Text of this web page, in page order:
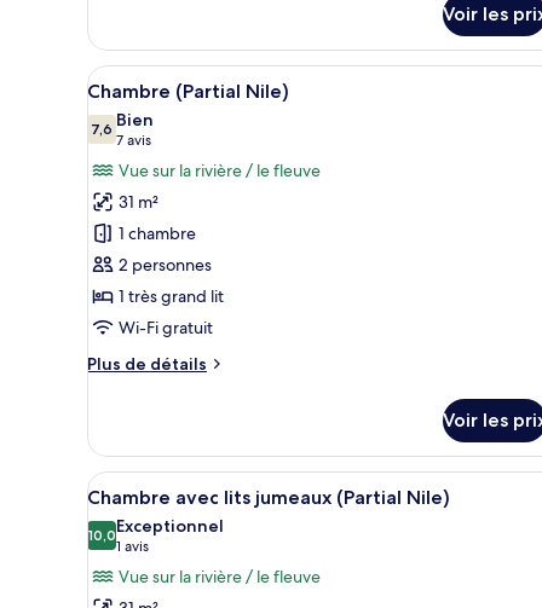
grand
lit
chambre
Suite
Deluxe,
1
très
grand
lit
Voir les
Afficher
toutes
les
photos
pour
ce
type
de
chambre :
Chambre
(Partial
Une chambre d’hôtel
7
Chambre (Partial Nile)
7,67,6 sur 10
Bien
7 avis
(7 avis)
Vue sur la rivière / le fleuve
31 m²
1 chambre
2 personnes
1 très grand lit
Wi-Fi gratuit
Plus de détails
Plus
le
type
de
chambre
Chambre
(Partial
Nile)
Voir les
Afficher
toutes
les
photos
pour
Une chambre d’hôtel
10
Chambre avec lits jumeaux (Partial Nile)
10,010,0 sur 10
Exceptionnel
1 avis
(1 avis)
Vue sur la rivière / le fleuve